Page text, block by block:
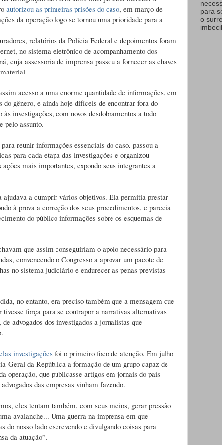
autorizou as primeiras prisões do caso, em março de
da operação logo se tornou uma prioridade para a
relatórios da Polícia Federal e depoimentos foram
no sistema eletrônico de acompanhamento dos
cuja assessoria de imprensa passou a fornecer as chaves
acesso a uma enorme quantidade de informações, em
do gênero, e ainda hoje difíceis de encontrar fora do
investigações, com novos desdobramentos a todo
pelo assunto.
reunir informações essenciais do caso, passou a
para cada etapa das investigações e organizou
mais importantes, expondo seus integrantes a
ajudava a cumprir vários objetivos. Ela permitia prestar
à prova a correção dos seus procedimentos, e parecia
do público informações sobre os esquemas de
que assim conseguiriam o apoio necessário para
convencendo o Congresso a aprovar um pacote de
no sistema judiciário e endurecer as penas previstas
no entanto, era preciso também que a mensagem que
força para se contrapor a narrativas alternativas
advogados dos investigados a jornalistas que
investigações foi o primeiro foco de atenção. Em julho
Geral da República a formação de um grupo capaz de
operação, que publicasse artigos em jornais do país
das empresas vinham fazendo.
eles tentam também, com seus meios, gerar pressão
avalanche... Uma guerra na imprensa em que
do nosso lado escrevendo e divulgando coisas para
da atuação”.
para
o